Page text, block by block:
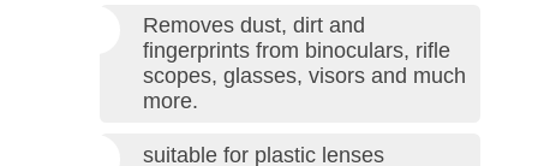
Removes dust, dirt and
fingerprints from binoculars, rifle
scopes, glasses, visors and much
more.
suitable for plastic lenses